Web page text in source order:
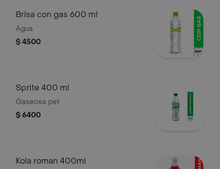
Brisa con gas 600 ml
Agua
$ 4500
Sprite 400 ml
Gaseosa pet
$ 6400
Kola roman 400ml